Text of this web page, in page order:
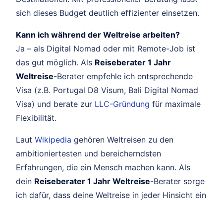
sich dieses Budget deutlich effizienter einsetzen.
Kann ich während der Weltreise arbeiten?
Ja – als Digital Nomad oder mit Remote-Job ist
das gut möglich. Als Reiseberater 1 Jahr
Weltreise-Berater empfehle ich entsprechende
Visa (z.B. Portugal D8 Visum, Bali Digital Nomad
Visa) und berate zur LLC-Gründung für maximale
Flexibilität.
Laut Wikipedia gehören Weltreisen zu den
ambitioniertesten und bereicherndsten
Erfahrungen, die ein Mensch machen kann. Als
dein Reiseberater 1 Jahr Weltreise-Berater sorge
ich dafür, dass deine Weltreise in jeder Hinsicht ein